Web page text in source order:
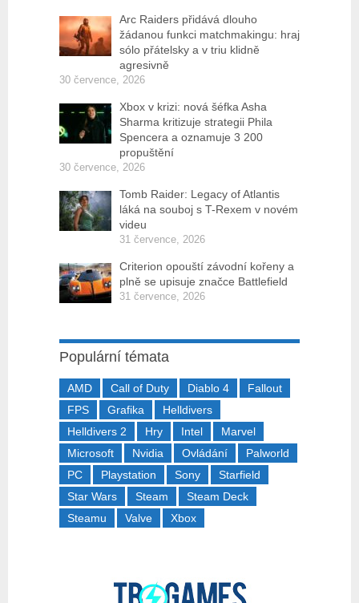
Arc Raiders přidává dlouho
žádanou funkci matchmakingu: hraj
sólo přátelsky a v triu klidně
agresivně
30 července, 2026
Xbox v krizi: nová šéfka Asha
Sharma kritizuje strategii Phila
Spencera a oznamuje 3 200
propuštění
30 července, 2026
Tomb Raider: Legacy of Atlantis
láká na souboj s T-Rexem v novém
videu
31 července, 2026
Criterion opouští závodní kořeny a
plně se upisuje značce Battlefield
31 července, 2026
Populární témata
AMD Call of Duty Diablo 4
Fallout
FPS
Grafika
Helldivers
Helldivers 2
Hry Intel
Marvel
Microsoft
Nvidia Ovládání
Palworld
PC
Playstation Sony
Starfield
Star Wars
Steam
Steam Deck
Steamu
Valve Xbox